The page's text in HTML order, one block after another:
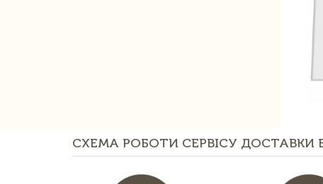
СХЕМА РОБОТИ СЕРВІСУ ДОСТАВКИ